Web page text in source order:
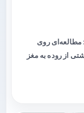
مطالعه‌ای روی
از روده به مغز